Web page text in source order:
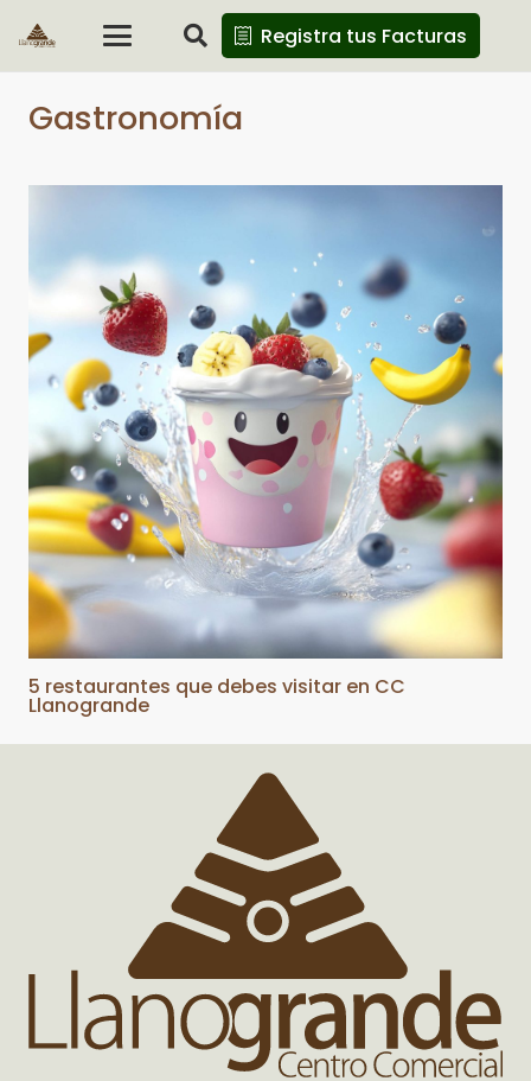
Registra tus Facturas
Gastronomía
5 restaurantes que debes visitar en CC
Llanogrande